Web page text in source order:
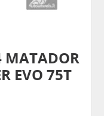
EVO 75T